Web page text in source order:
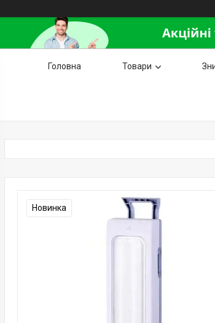
Головна Товари
Новинка